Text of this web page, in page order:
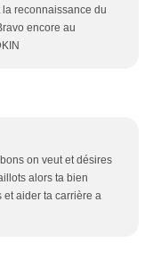
reconnaissance du
encore au
on veut et désires
alors ta bien
aider ta carrière a